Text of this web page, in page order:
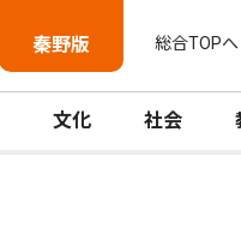
秦野版 総合TOPへ
文化 社会